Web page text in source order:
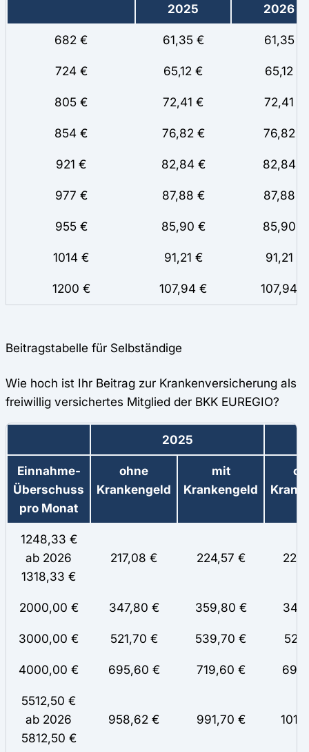
2025
2026
682 € 61,35 € 61,35
724 € 65,12 € 65,12
805 € 72,41 € 72,41
854 € 76,82 € 76,82
921 € 82,84 € 82,84
977 € 87,88 € 87,88
955 € 85,90 € 85,90
1014 € 91,21 € 91,21
1200 € 107,94 € 107,94
Beitragstabelle für Selbständige
Wie hoch ist Ihr Beitrag zur Krankenversicherung als
freiwillig versichertes Mitglied der BKK EUREGIO?
2025
Einnahme-
Überschuss
pro Monat
ohne
Krankengeld
mit
Krankengeld
1248,33 €
ab 2026
1318,33 €
217,08 € 224,57 €
2000,00 € 347,80 € 359,80 €
3000,00 € 521,70 € 539,70 €
4000,00 € 695,60 € 719,60 €
5512,50 €
ab 2026
5812,50 €
958,62 € 991,70 €